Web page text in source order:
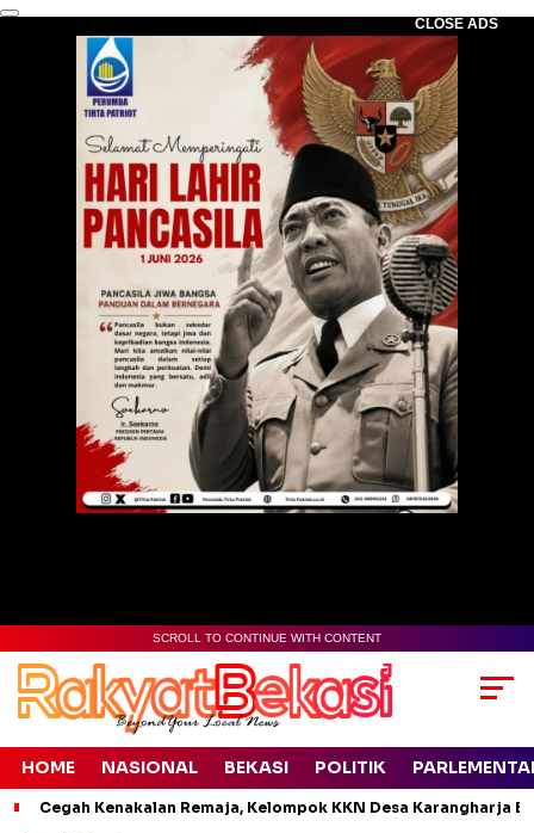
CLOSE ADS
SCROLL TO CONTINUE WITH CONTENT
HOME NASIONAL BEKASI POLITIK
Cegah Kenakalan Remaja, Kelompok KKN Desa Karangharja